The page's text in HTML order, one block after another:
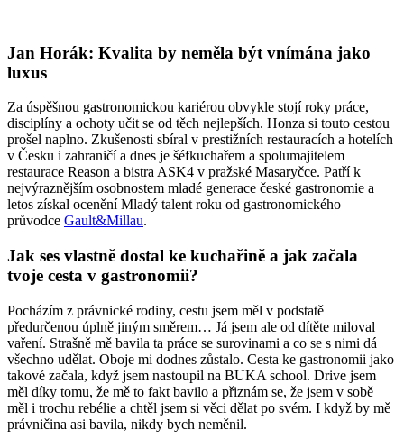
Jan Horák: Kvalita by neměla být vnímána jako
luxus
Za úspěšnou gastronomickou kariérou obvykle stojí roky práce,
disciplíny a ochoty učit se od těch nejlepších. Honza si touto cestou
prošel naplno. Zkušenosti sbíral v prestižních restauracích a hotelích
v Česku i zahraničí a dnes je šéfkuchařem a spolumajitelem
restaurace Reason a bistra ASK4 v pražské Masaryčce. Patří k
nejvýraznějším osobnostem mladé generace české gastronomie a
letos získal ocenění Mladý talent roku od gastronomického
průvodce Gault&Millau.
Jak ses vlastně dostal ke kuchařině a jak začala
tvoje cesta v gastronomii?
Pocházím z právnické rodiny, cestu jsem měl v podstatě
předurčenou úplně jiným směrem… Já jsem ale od dítěte miloval
vaření. Strašně mě bavila ta práce se surovinami a co se s nimi dá
všechno udělat. Oboje mi dodnes zůstalo. Cesta ke gastronomii jako
takové začala, když jsem nastoupil na BUKA school. Drive jsem
měl díky tomu, že mě to fakt bavilo a přiznám se, že jsem v sobě
měl i trochu rebélie a chtěl jsem si věci dělat po svém. I když by mě
právničina asi bavila, nikdy bych neměnil.